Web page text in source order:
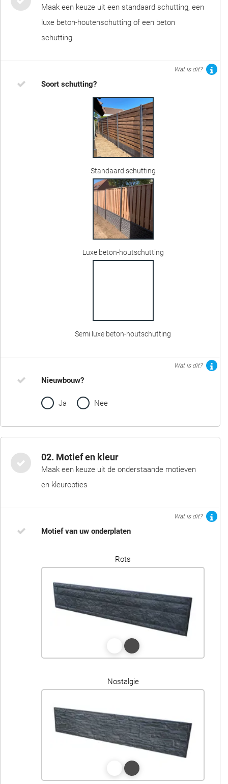
Maak een keuze uit een standaard schutting, een
luxe beton-houtenschutting of een beton
schutting.
Wat is dit?
Soort schutting?
Standaard schutting
Luxe beton-houtschutting
Semi luxe beton-houtschutting
Wat is dit?
Nieuwbouw?
Ja Nee
02. Motief en kleur
Maak een keuze uit de onderstaande motieven
en kleuropties
Wat is dit?
Motief van uw onderplaten
Rots
Nostalgie